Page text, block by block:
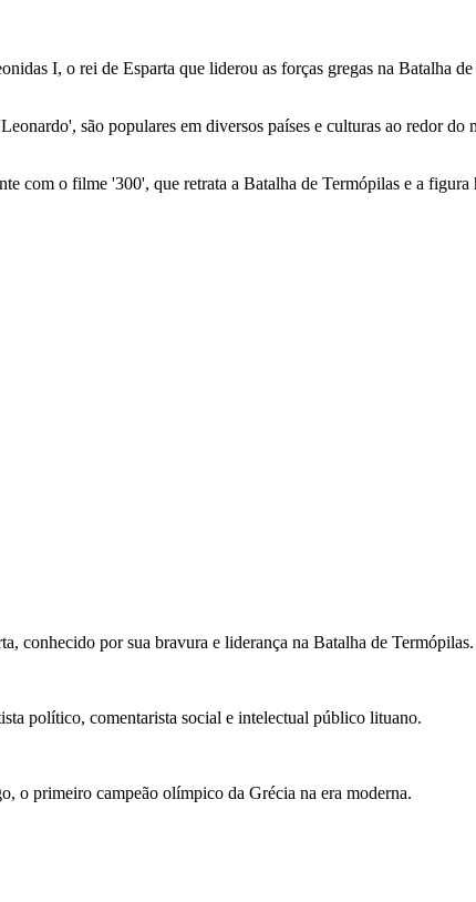
I, o rei de Esparta que liderou as forças gregas na Batalha
são populares em diversos países e culturas ao redor
com o filme '300', que retrata a Batalha de Termópilas e a
conhecido por sua bravura e liderança na Batalha de Termópilas.
político, comentarista social e intelectual público lituano.
o primeiro campeão olímpico da Grécia na era moderna.